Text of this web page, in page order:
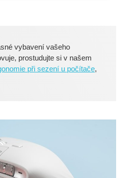
vybavení vašeho
prostudujte si v našem
při sezení u počítače,
soubory
soubory
Analytika
cookie umožňují základní
jako je přihlášení
Webové stránky nelze bez
cookie správně používat.